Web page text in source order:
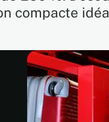
compacte